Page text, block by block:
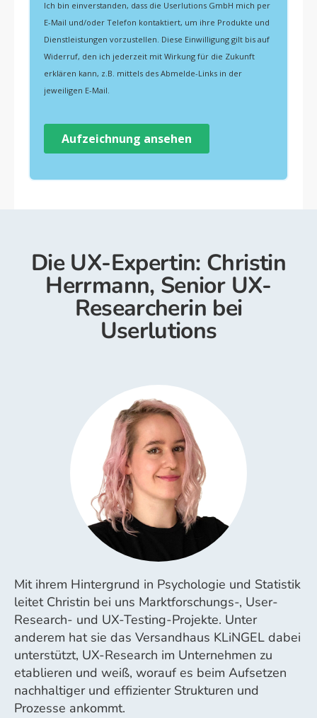
Die UX-Expertin: Christin
Herrmann, Senior UX-
Researcherin bei
Userlutions
Mit ihrem Hintergrund in Psychologie und Statistik
leitet Christin bei uns Marktforschungs-, User-
Research- und UX-Testing-Projekte. Unter
anderem hat sie das Versandhaus KLiNGEL dabei
unterstützt, UX-Research im Unternehmen zu
etablieren und weiß, worauf es beim Aufsetzen
nachhaltiger und effizienter Strukturen und
Prozesse ankommt.